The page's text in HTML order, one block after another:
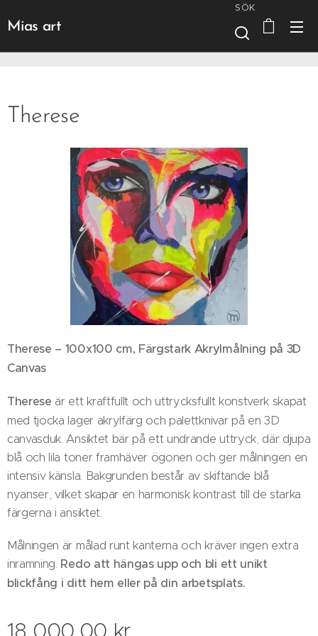
Mias art
SÖK
Therese
Therese – 100x100 cm, Färgstark Akrylmålning på 3D
Canvas
Therese är ett kraftfullt och uttrycksfullt konstverk skapat
med tjocka lager akrylfärg och palettknivar på en 3D
canvasduk. Ansiktet bär på ett undrande uttryck, där djupa
blå och lila toner framhäver ögonen och ger målningen en
intensiv känsla. Bakgrunden består av skiftande blå
nyanser, vilket skapar en harmonisk kontrast till de starka
färgerna i ansiktet.
Målningen är målad runt kanterna och kräver ingen extra
inramning. Redo att hängas upp och bli ett unikt
blickfång i ditt hem eller på din arbetsplats.
18 000,00 kr